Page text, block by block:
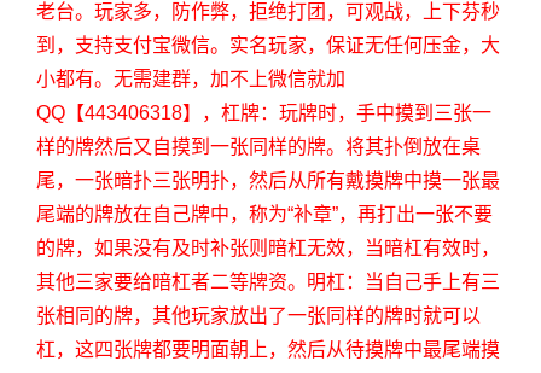
老台。玩家多，防作弊，拒绝打团，可观战，上下芬秒
到，支持支付宝微信。实名玩家，保证无任何压金，大
小都有。无需建群，加不上微信就加
QQ【443406318】，杠牌：玩牌时，手中摸到三张一
样的牌然后又自摸到一张同样的牌。将其扑倒放在桌
尾，一张暗扑三张明扑，然后从所有戴摸牌中摸一张最
尾端的牌放在自己牌中，称为“补章”，再打出一张不要
的牌，如果没有及时补张则暗杠无效，当暗杠有效时，
其他三家要给暗杠者二等牌资。明杠：当自己手上有三
张相同的牌，其他玩家放出了一张同样的牌时就可以
杠，这四张牌都要明面朝上，然后从待摸牌中最尾端摸